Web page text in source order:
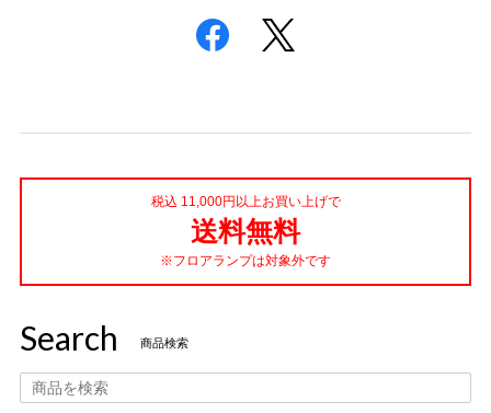
税込 11,000円以上お買い上げで
送料無料
※フロアランプは対象外です
Search 商品検索